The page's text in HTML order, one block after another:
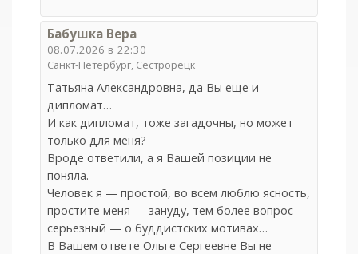
Бабушка Вера
08.07.2026 в 22:30
Санкт-Петербург, Сестрорецк
Татьяна Александровна, да Вы еще и
дипломат…
И как дипломат, тоже загадочны, но может
только для меня?
Вроде ответили, а я Вашей позиции не
поняла.
Человек я — простой, во всем люблю ясность,
простите меня — зануду, тем более вопрос
серьезный — о буддистских мотивах…
В Вашем ответе Ольге Сергеевне Вы не